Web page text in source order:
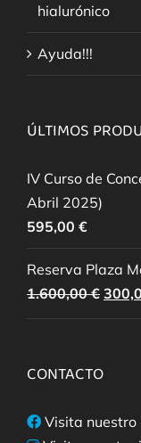
hialurónico
Ayuda!!!
ÚLTIMOS
IV Curso de
Abril 2025)
595,00 €
Reserva Plaza
1.600,00€ El
CONTACTO
Visita nuestro